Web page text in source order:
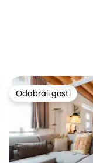
gosti”
Odabrali gosti
Odabrali gosti